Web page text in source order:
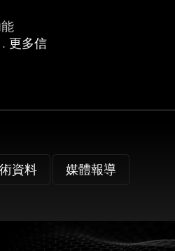
更多信
資料 媒體報導